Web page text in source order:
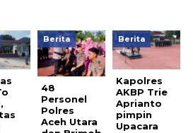
Berita
48
Personel
Polres
Aceh Utara
Berita
Kapolres
AKBP Trie
Aprianto
pimpin
Upacara